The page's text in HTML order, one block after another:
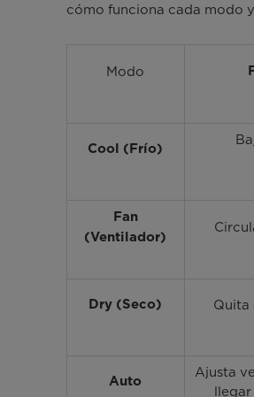
cómo funciona cada modo
Modo
Cool (Frío)
Fan
(Ventilador)
Dry (Seco) Quita
Auto
Ajusta